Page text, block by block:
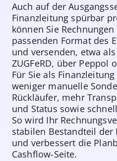
Auch auf der
Finanzleitung spürbar
können Sie
passenden Format des
und versenden, etwa als
ZUGFeRD, über Peppol
Für Sie als
weniger manuelle
Rückläufer, mehr
und Status sowie
So wird Ihr
stabilen Bestandteil
und verbessert die
Cashflow-Seite.